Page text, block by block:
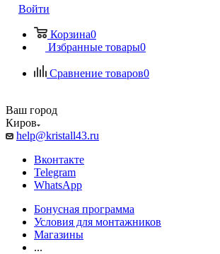
Войти
Корзина0
Избранные товары0
Сравнение товаров0
Ваш город
Киров
help@kristall43.ru
Вконтакте
Telegram
WhatsApp
Бонусная программа
Условия для монтажников
Магазины
...